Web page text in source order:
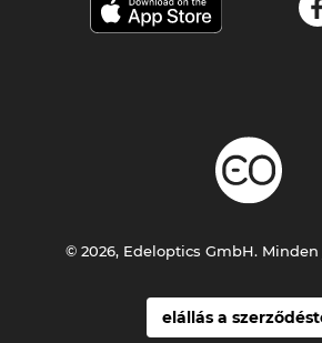
elállás a
© 2026, Edeloptics GmbH.